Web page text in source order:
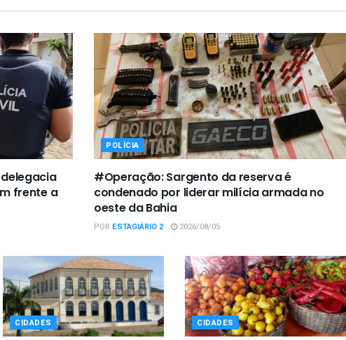
frente a
POLÍCIA
#Operação: Sargento da reserva é
condenado por liderar milícia armada no
oeste da Bahia
POR ESTAGIÁRIO 2 2026/08/05
CIDADES CIDADES